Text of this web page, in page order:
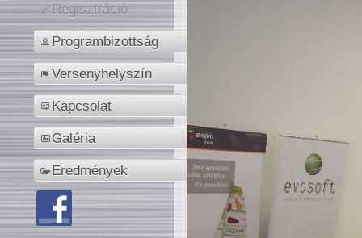
Regisztráció
Programbizottság
Versenyhelyszín
Kapcsolat
Galéria
Eredmények